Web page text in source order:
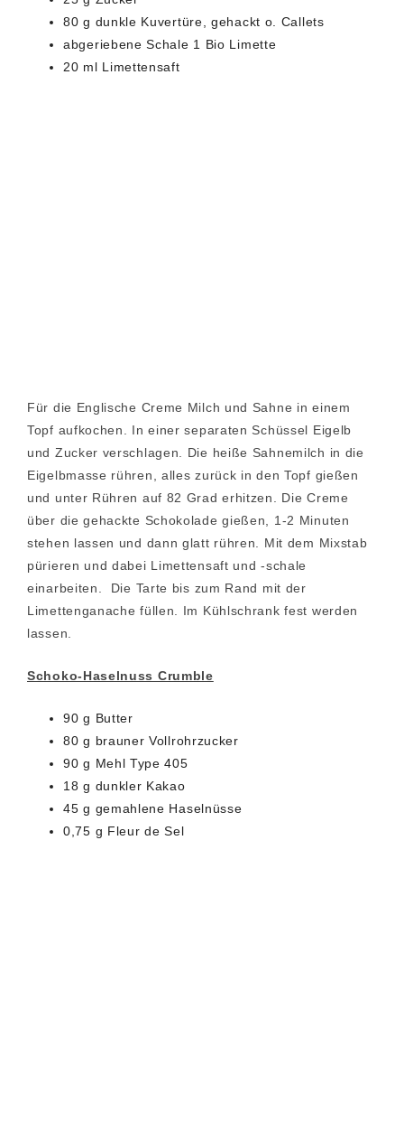
80 g dunkle Kuvertüre, gehackt o. Callets
abgeriebene Schale 1 Bio Limette
20 ml Limettensaft
Für die Englische Creme Milch und Sahne in einem
Topf aufkochen. In einer separaten Schüssel Eigelb
und Zucker verschlagen. Die heiße Sahnemilch in die
Eigelbmasse rühren, alles zurück in den Topf gießen
und unter Rühren auf 82 Grad erhitzen. Die Creme
über die gehackte Schokolade gießen, 1-2 Minuten
stehen lassen und dann glatt rühren. Mit dem Mixstab
pürieren und dabei Limettensaft und -schale
einarbeiten. Die Tarte bis zum Rand mit der
Limettenganache füllen. Im Kühlschrank fest werden
lassen.
Schoko-Haselnuss Crumble
90 g Butter
80 g brauner Vollrohrzucker
90 g Mehl Type 405
18 g dunkler Kakao
45 g gemahlene Haselnüsse
0,75 g Fleur de Sel